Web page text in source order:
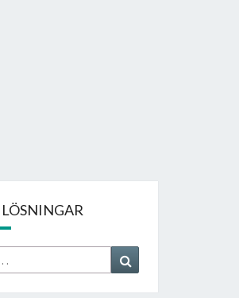
LÖSNINGAR